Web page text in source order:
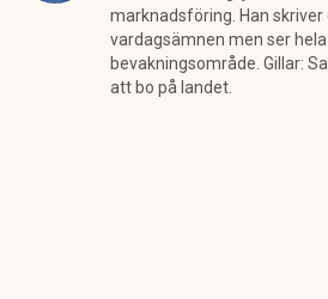
marknadsföring. Han skriver
vardagsämnen men ser
bevakningsområde. Gillar:
att bo på landet.